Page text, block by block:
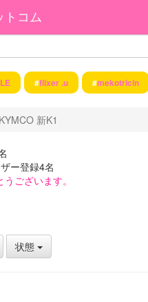
コム
#flixer .u #mekotricin
KYMCO 新K1
ー登録4名
ございます。
状態